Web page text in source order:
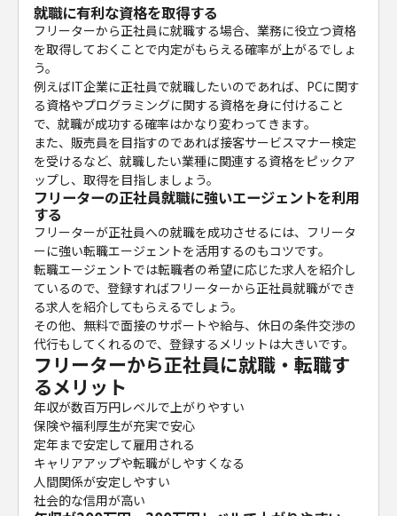
就職に有利な資格を取得する
フリーターから正社員に就職する場合、業務に役立つ資格
を取得しておくことで内定がもらえる確率が上がるでしょ
う。
例えばIT企業に正社員で就職したいのであれば、PCに関す
る資格やプログラミングに関する資格を身に付けること
で、就職が成功する確率はかなり変わってきます。
また、販売員を目指すのであれば接客サービスマナー検定
を受けるなど、就職したい業種に関連する資格をピックア
ップし、取得を目指しましょう。
フリーターの正社員就職に強いエージェントを利用
する
フリーターが正社員への就職を成功させるには、フリータ
ーに強い転職エージェントを活用するのもコツです。
転職エージェントでは転職者の希望に応じた求人を紹介し
ているので、登録すればフリーターから正社員就職ができ
る求人を紹介してもらえるでしょう。
その他、無料で面接のサポートや給与、休日の条件交渉の
代行もしてくれるので、登録するメリットは大きいです。
フリーターから正社員に就職・転職す
るメリット
年収が数百万円レベルで上がりやすい
保険や福利厚生が充実で安心
定年まで安定して雇用される
キャリアアップや転職がしやすくなる
人間関係が安定しやすい
社会的な信用が高い